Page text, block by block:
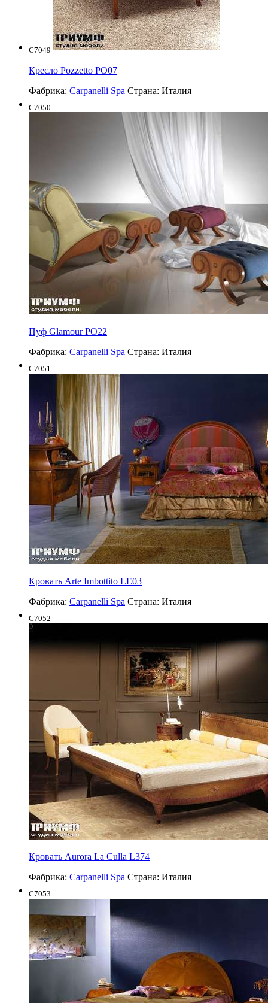
C7049
Кресло Pozzetto PO07
Фабрика: Carpanelli Spa Страна: Италия
C7050
Пуф Glamour PO22
Фабрика: Carpanelli Spa Страна: Италия
C7051
Кровать Arte Imbottito LE03
Фабрика: Carpanelli Spa Страна: Италия
C7052
Кровать Aurora La Culla L374
Фабрика: Carpanelli Spa Страна: Италия
C7053